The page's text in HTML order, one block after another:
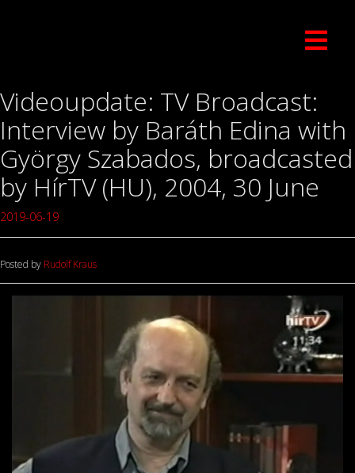
Videoupdate: TV Broadcast:
Interview by Baráth Edina with
György Szabados, broadcasted
by HírTV (HU), 2004, 30 June
2019-06-19
Posted by Rudolf Kraus